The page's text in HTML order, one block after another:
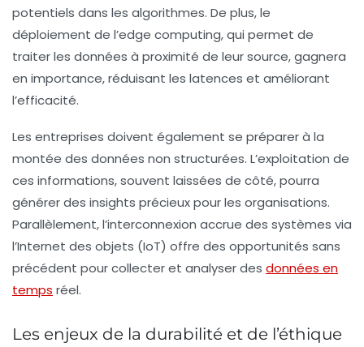
potentiels dans les algorithmes. De plus, le
déploiement de l’edge computing, qui permet de
traiter les données à proximité de leur source, gagnera
en importance, réduisant les latences et améliorant
l’efficacité.
Les entreprises doivent également se préparer à la
montée des données non structurées. L’exploitation de
ces informations, souvent laissées de côté, pourra
générer des insights précieux pour les organisations.
Parallèlement, l’interconnexion accrue des systèmes via
l’Internet des objets (IoT) offre des opportunités sans
précédent pour collecter et analyser des données en
temps réel.
Les enjeux de la durabilité et de l’éthique